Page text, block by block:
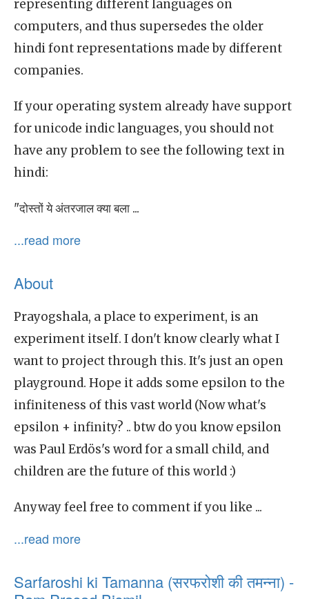
representing different languages on
computers, and thus supersedes the older
hindi font representations made by different
companies.
If your operating system already have support
for unicode indic languages, you should not
have any problem to see the following text in
hindi:
"दोस्तों ये अंतरजाल क्या बला ...
...read more
About
Prayogshala, a place to experiment, is an
experiment itself. I don't know clearly what I
want to project through this. It's just an open
playground. Hope it adds some epsilon to the
infiniteness of this vast world (Now what's
epsilon + infinity? .. btw do you know epsilon
was Paul Erdös's word for a small child, and
children are the future of this world :)
Anyway feel free to comment if you like ...
...read more
Sarfaroshi ki Tamanna (सरफरोशी की तमन्ना) -